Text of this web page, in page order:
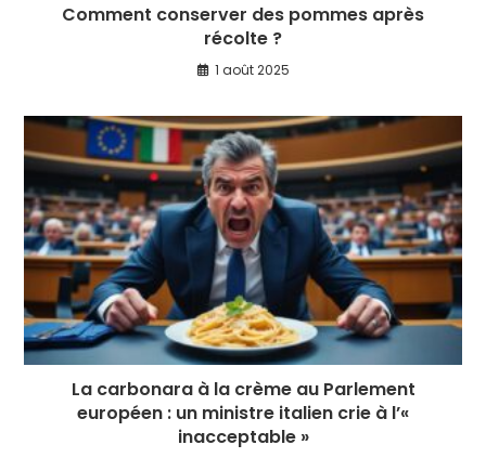
Comment conserver des pommes après
récolte ?
1 août 2025
La carbonara à la crème au Parlement
européen : un ministre italien crie à l’«
inacceptable »